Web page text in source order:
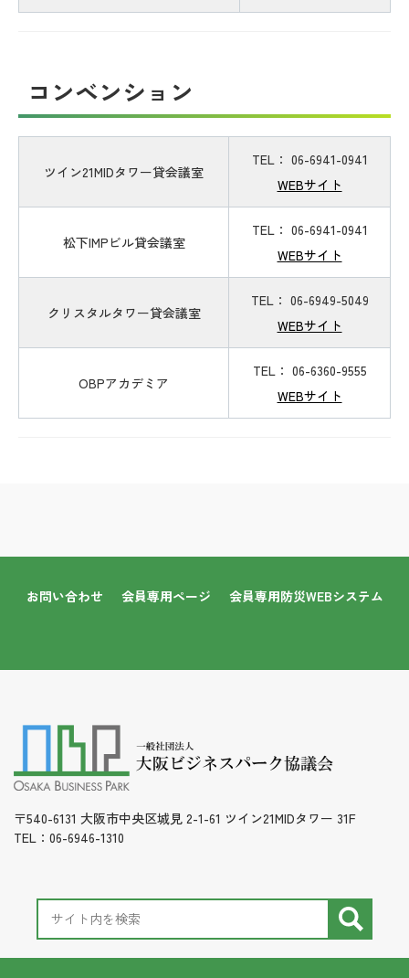
コンベンション
ツイン21MIDタワー貸会議室
TEL： 06-6941-0941
WEBサイト
松下IMPビル貸会議室
TEL： 06-6941-0941
WEBサイト
クリスタルタワー貸会議室
TEL： 06-6949-5049
WEBサイト
OBPアカデミア
TEL： 06-6360-9555
WEBサイト
お問い合わせ 会員専用ページ 会員専用防災WEBシステム
〒540-6131 大阪市中央区城見 2-1-61 ツイン21MIDタワー 31F
TEL：06-6946-1310